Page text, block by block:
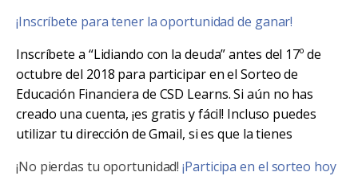
¡Inscríbete para tener la oportunidad de ganar!
Inscríbete a “Lidiando con la deuda” antes del 17º de
octubre del 2018 para participar en el Sorteo de
Educación Financiera de CSD Learns. Si aún no has
creado una cuenta, ¡es gratis y fácil! Incluso puedes
utilizar tu dirección de Gmail, si es que la tienes
¡No pierdas tu oportunidad!¡Participa en el sorteo hoy